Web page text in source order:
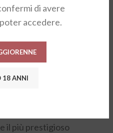
di avere
accedere.
18 ANNI
alla brace, a formaggi di
il più prestigioso